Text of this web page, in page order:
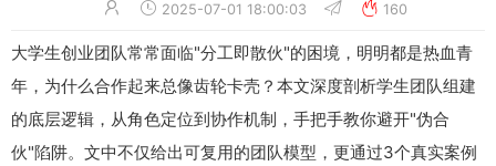
2025-07-01 18:00:03 160
大学生创业团队常常面临"分工即散伙"的困境，明明都是热血青
年，为什么合作起来总像齿轮卡壳？本文深度剖析学生团队组建
的底层逻辑，从角色定位到协作机制，手把手教你避开"伪合
伙"陷阱。文中不仅给出可复用的团队模型，更通过3个真实案例